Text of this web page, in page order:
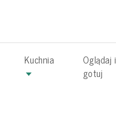
Kuchnia
Oglądaj i
gotuj